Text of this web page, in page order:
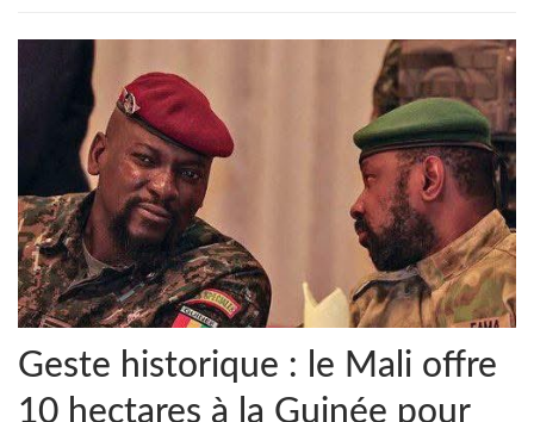
Geste historique : le Mali offre
10 hectares à la Guinée pour